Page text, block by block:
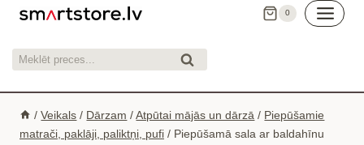
Skip
content
0
Meklēt: Meklēt
/ Veikals / Dārzam / Atpūtai mājās un dārzā / Piepūšamie
matrači, paklāji, paliktņi, pufi / Piepūšamā sala ar baldahīnu